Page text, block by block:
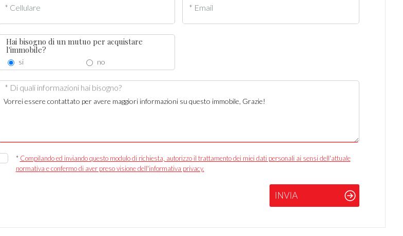
* Cellulare * Email
Hai bisogno di un mutuo per acquistare
l'immobile?
si no
* Di quali informazioni hai bisogno?
* Compilando ed inviando questo modulo di richiesta, autorizzo il trattamento dei miei dati personali ai sensi dell'attuale
normativa e confermo di aver preso visione dell'informativa privacy.
INVIA